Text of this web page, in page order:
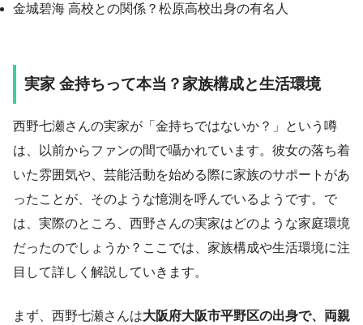
金城碧海 高校との関係？松原高校出身の有名人
実家 金持ちって本当？家族構成と生活環境
西野七瀬さんの実家が「金持ちではないか？」という噂
は、以前からファンの間で囁かれています。彼女の落ち着
いた雰囲気や、芸能活動を始める際に家族のサポートがあ
ったことが、そのような憶測を呼んでいるようです。で
は、実際のところ、西野さんの実家はどのような家庭環境
だったのでしょうか？ここでは、家族構成や生活環境に注
目して詳しく解説していきます。
まず、西野七瀬さんは大阪府大阪市平野区の出身で、両親